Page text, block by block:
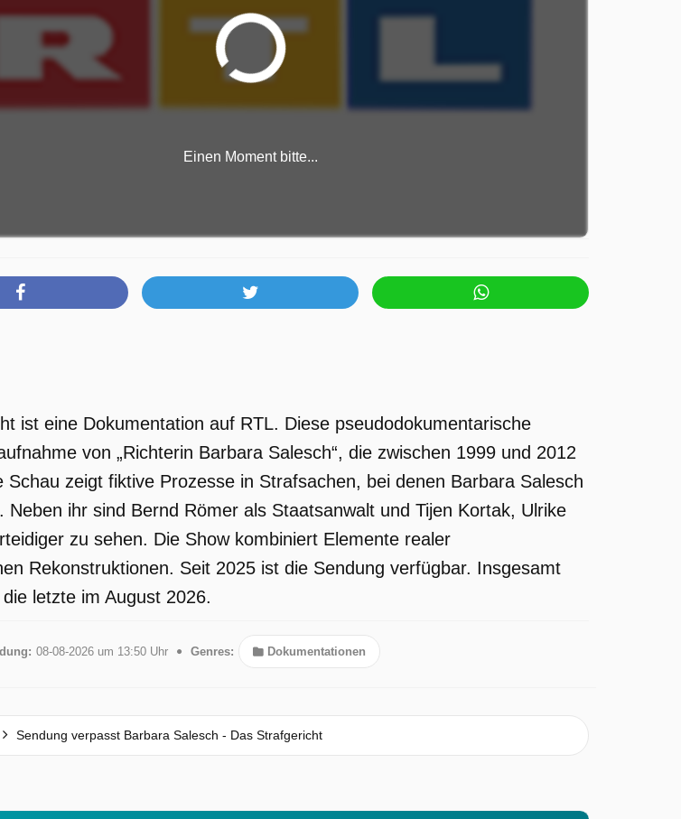
Einen Moment bitte...
ist eine Dokumentation auf RTL. Diese pseudodokumentarische
von „Richterin Barbara Salesch“, die zwischen 1999 und 2012
zeigt fiktive Prozesse in Strafsachen, bei denen Barbara Salesch
ihr sind Bernd Römer als Staatsanwalt und Tijen Kortak, Ulrike
zu sehen. Die Show kombiniert Elemente realer
Rekonstruktionen. Seit 2025 ist die Sendung verfügbar. Insgesamt
letzte im August 2026.
08-08-2026 um 13:50 Uhr Genres: Dokumentationen
Sendung verpasst Barbara Salesch - Das Strafgericht